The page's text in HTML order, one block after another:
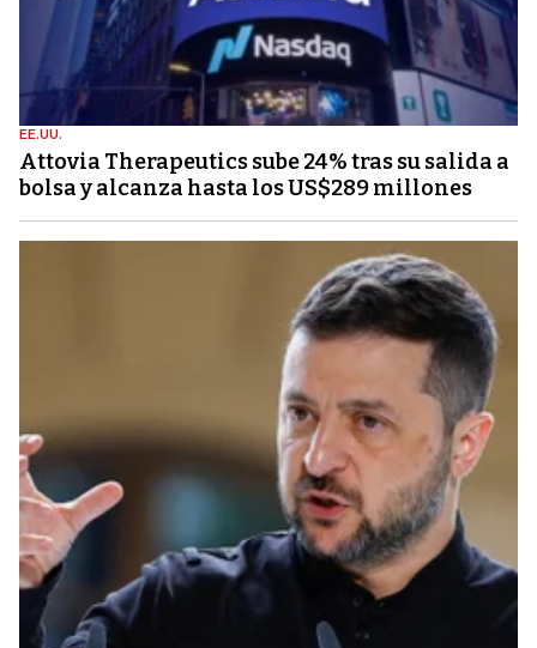
EE.UU.
Attovia Therapeutics sube 24% tras su salida a
bolsa y alcanza hasta los US$289 millones